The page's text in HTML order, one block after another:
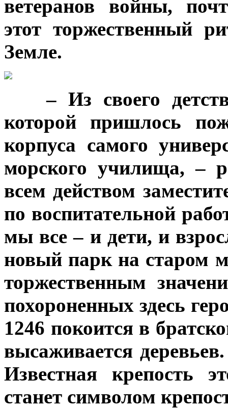
ветеранов войны,
этот торжественный
Земле.
***– Из своего
которой пришлось
корпуса самого
морского училища, –
всем действом
по воспитательной
мы все – и дети, и
новый парк на старом
торжественным
похороненных здесь
1246 покоится в
высаживается
Известная крепость
станет символом